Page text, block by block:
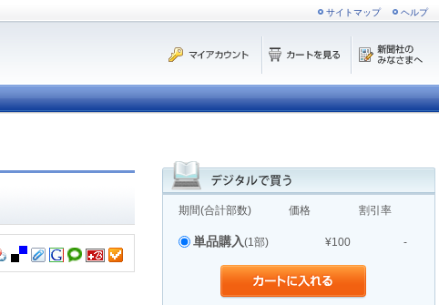
サイトマップ ヘルプ
期間(合計部数) 価格 割引率
単品購入(1部) ¥100 -